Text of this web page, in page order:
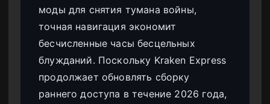
моды для снятия тумана войны,
точная навигация экономит
бесчисленные часы бесцельных
блужданий. Поскольку Kraken Express
продолжает обновлять сборку
раннего доступа в течение 2026 года,